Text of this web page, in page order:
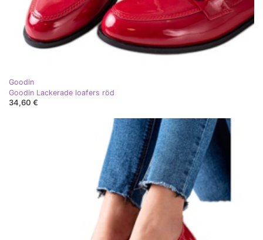
Goodin
Goodin Lackerade loafers röd
34,60 €